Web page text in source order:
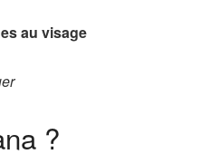
au visage
?